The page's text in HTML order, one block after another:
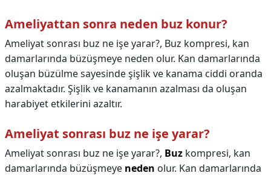
Ameliyattan sonra neden buz konur?
Ameliyat sonrası buz ne işe yarar?, Buz kompresi, kan
damarlarında büzüşmeye neden olur. Kan damarlarında
oluşan büzülme sayesinde şişlik ve kanama ciddi oranda
azalmaktadır. Şişlik ve kanamanın azalması da oluşan
harabiyet etkilerini azaltır.
Ameliyat sonrası buz ne işe yarar?
Ameliyat sonrası buz ne işe yarar?, Buz kompresi, kan
damarlarında büzüşmeye neden olur. Kan damarlarında